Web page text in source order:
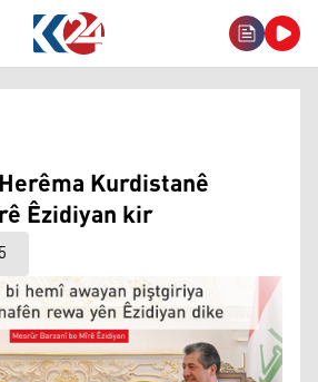
Kurdistanê
Êzidiyan kir